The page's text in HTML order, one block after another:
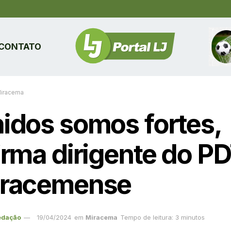
somos fortes,
dirigente do
19/04/2024 em Miracema Tempo de leitura: 3 minutos